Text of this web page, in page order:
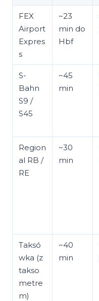
FEX
Airport
Expres
s
~23
min do
Hbf
S-
Bahn
S9 /
S45
~45
min
Region
al RB /
RE
~30
min
Taksó
wka (z
takso
metre
m)
~40
min